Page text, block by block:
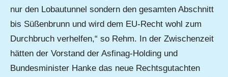
nur den Lobautunnel sondern den gesamten Abschnitt
bis Süßenbrunn und wird dem EU-Recht wohl zum
Durchbruch verhelfen,“ so Rehm. In der Zwischenzeit
hätten der Vorstand der Asfinag-Holding und
Bundesminister Hanke das neue Rechtsgutachten